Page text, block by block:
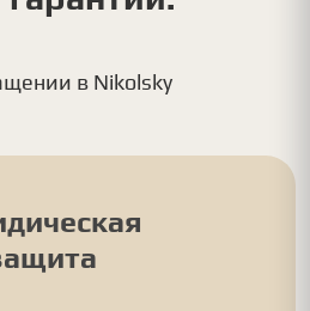
в Nikolsky